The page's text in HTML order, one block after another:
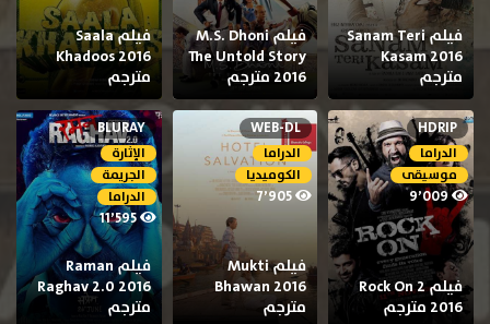
فيلم Sanam Teri
Kasam 2016
مترجم
فيلم M.S. Dhoni
The Untold Story
2016 مترجم
فيلم Saala
Khadoos 2016
مترجم
HDRIP
الدراما
موسيقى
9٬009
فيلم Rock On 2
2016 مترجم
WEB-DL
الدراما
الكوميديا
7٬905
فيلم Mukti
Bhawan 2016
مترجم
BLURAY
الإثارة
الجريمة
الدراما
11٬595
فيلم Raman
Raghav 2.0 2016
مترجم